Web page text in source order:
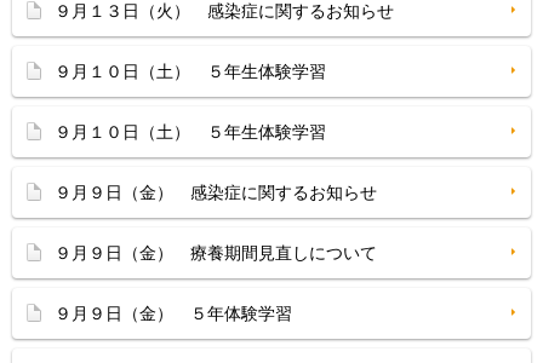
９月１３日（火） 感染症に関するお知らせ
９月１０日（土） ５年生体験学習
９月１０日（土） ５年生体験学習
９月９日（金） 感染症に関するお知らせ
９月９日（金） 療養期間見直しについて
９月９日（金） ５年体験学習